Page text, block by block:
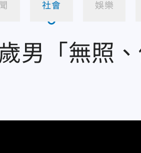
社會 娛樂
男「無照